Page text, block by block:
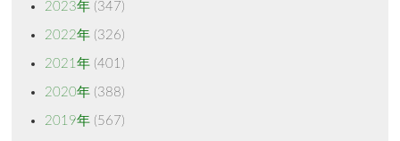
2023年(347)
2022年(326)
2021年(401)
2020年(388)
2019年(567)